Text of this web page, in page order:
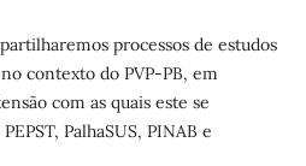
processos de estudos
contexto do PVP-PB, em
com as quais este se
PalhaSUS, PINAB e